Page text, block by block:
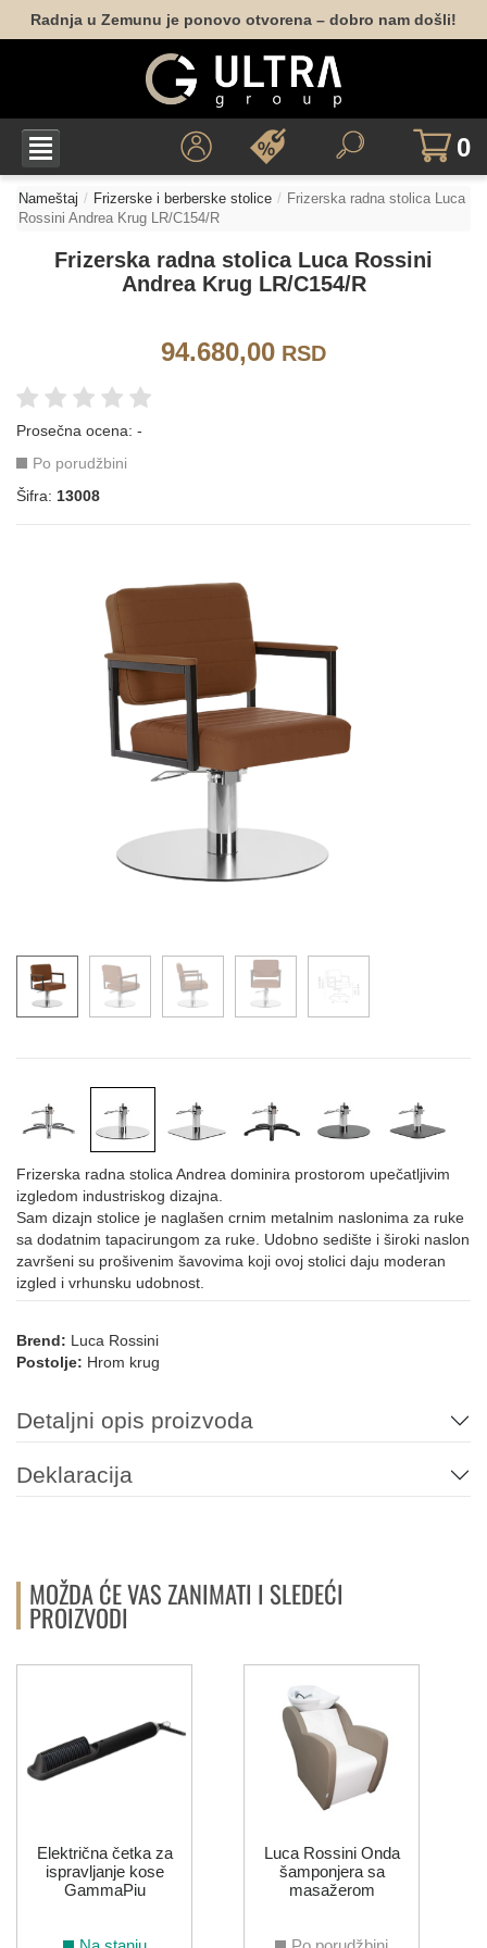
Radnja u Zemunu je ponovo otvorena – dobro nam došli!
0
Nameštaj Frizerske i berberske stolice
Frizerska radna stolica Luca
Rossini Andrea Krug LR/C154/R
Frizerska radna stolica Luca Rossini
Andrea Krug LR/C154/R
94.680,00 RSD
Prosečna ocena: -
Po porudžbini
Šifra: 13008
Frizerska radna stolica Andrea dominira prostorom upečatljivim
izgledom industriskog dizajna.
Sam dizajn stolice je naglašen crnim metalnim naslonima za ruke
sa dodatnim tapacirungom za ruke. Udobno sedište i široki naslon
završeni su prošivenim šavovima koji ovoj stolici daju moderan
izgled i vrhunsku udobnost.
Brend: Luca Rossini
Postolje: Hrom krug
Detaljni opis proizvoda
Deklaracija
MOŽDA ĆE VAS ZANIMATI I SLEDEĆI
PROIZVODI
Električna četka za
ispravljanje kose
GammaPiu
Luca Rossini Onda
šamponjera sa
masažerom